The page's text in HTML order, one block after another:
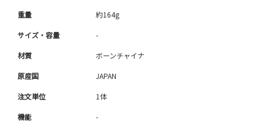
重量 約164g
サイズ・容量 -
材質 ボーンチャイナ
原産国 JAPAN
注文単位 1体
機能 -